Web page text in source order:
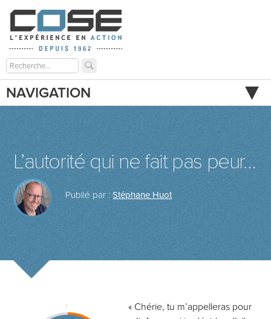
NAVIGATION
L’autorité qui ne fait pas peur…
Publié par :Stéphane Huot
« Chérie, tu m’appelleras pour